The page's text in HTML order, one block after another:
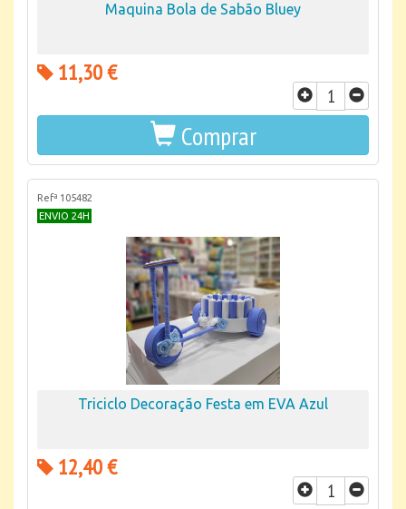
Maquina Bola de Sabão Bluey
11,30 €
Comprar
Refª 105482
ENVIO 24H
Triciclo Decoração Festa em EVA Azul
12,40 €